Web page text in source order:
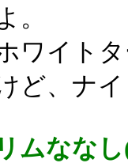
。
ワイト
ど、ナ
ムなな